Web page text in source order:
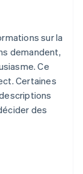
sur la
demandent,
Ce
Certaines
des